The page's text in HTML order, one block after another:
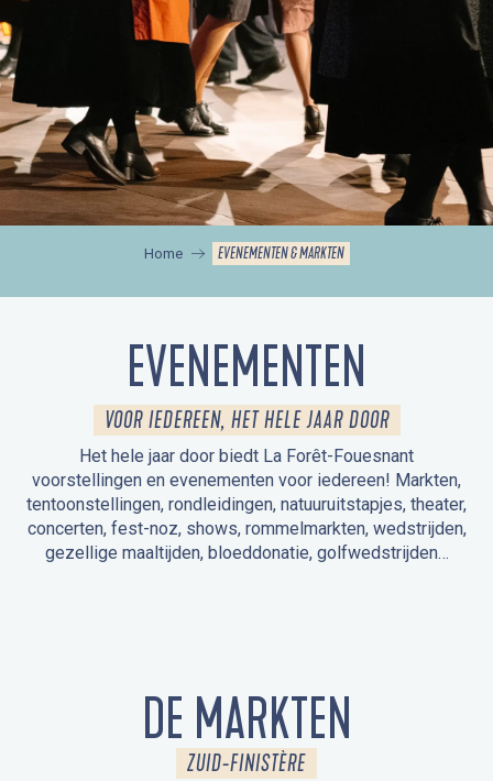
Home EVENEMENTEN & MARKTEN
EVENEMENTEN
VOOR IEDEREEN, HET HELE JAAR DOOR
Het hele jaar door biedt La Forêt-Fouesnant
voorstellingen en evenementen voor iedereen! Markten,
tentoonstellingen, rondleidingen, natuuruitstapjes, theater,
concerten, fest-noz, shows, rommelmarkten, wedstrijden,
gezellige maaltijden, bloeddonatie, golfwedstrijden…
DE MARKTEN
ZUID-FINISTÈRE